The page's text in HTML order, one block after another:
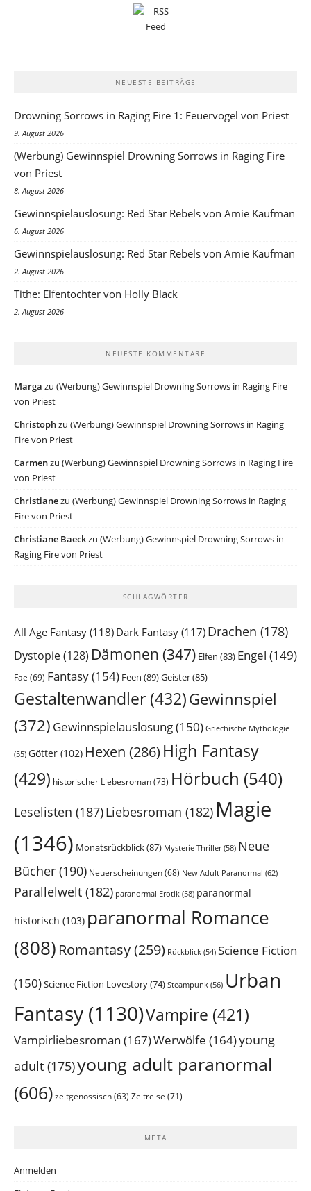
NEUESTE BEITRÄGE
Drowning Sorrows in Raging Fire 1: Feuervogel von Priest
9. August 2026
(Werbung) Gewinnspiel Drowning Sorrows in Raging Fire
von Priest
8. August 2026
Gewinnspielauslosung: Red Star Rebels von Amie Kaufman
6. August 2026
Gewinnspielauslosung: Red Star Rebels von Amie Kaufman
2. August 2026
Tithe: Elfentochter von Holly Black
2. August 2026
NEUESTE KOMMENTARE
Marga zu (Werbung) Gewinnspiel Drowning Sorrows in Raging Fire
von Priest
Christophzu (Werbung) Gewinnspiel Drowning Sorrows in Raging
Fire von Priest
Carmenzu (Werbung) Gewinnspiel Drowning Sorrows in Raging Fire
von Priest
Christianezu (Werbung) Gewinnspiel Drowning Sorrows in Raging
Fire von Priest
Christiane Baeckzu (Werbung) Gewinnspiel Drowning Sorrows in
Raging Fire von Priest
SCHLAGWÖRTER
All Age Fantasy (118) Dark Fantasy (117) Drachen (178)
Dystopie(128) Dämonen (347) Elfen (83) Engel (149)
Fae (69) Fantasy(154) Feen (89)Geister(85)
Gestaltenwandler (432)Gewinnspiel
(372) Gewinnspielauslosung(150) Griechische Mythologie
(55) Götter (102) Hexen (286) High Fantasy
(429) historischer Liebesroman(73) Hörbuch (540)
Leselisten (187)Liebesroman (182) Magie
(1346) Monatsrückblick(87) Mysterie Thriller(58) Neue
Bücher (190) Neuerscheinungen(68) New Adult Paranormal (62)
Parallelwelt (182) paranormal Erotik (58) paranormal
historisch (103) paranormal Romance
(808) Romantasy(259) Rückblick (54) Science Fiction
(150)Science Fiction Lovestory(74) Steampunk (56) Urban
Fantasy (1130)Vampire (421)
Vampirliebesroman (167)Werwölfe (164)young
adult (175)young adult paranormal
(606) zeitgenössisch (63) Zeitreise (71)
META
Anmelden